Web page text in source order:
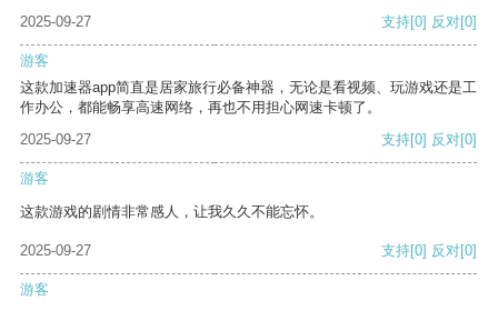
2025-09-27
支持[0] 反对[0]
游客
这款加速器app简直是居家旅行必备神器，无论是看视频、玩游戏还是工
作办公，都能畅享高速网络，再也不用担心网速卡顿了。
2025-09-27
支持[0] 反对[0]
游客
这款游戏的剧情非常感人，让我久久不能忘怀。
2025-09-27 支持[0] 反对[0]
游客